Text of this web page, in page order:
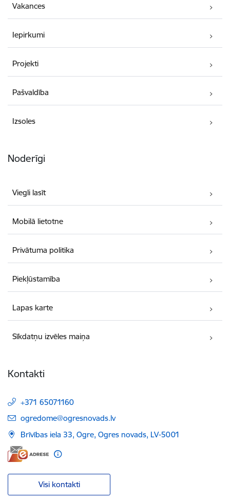
Vakances
Iepirkumi
Projekti
Pašvaldība
Izsoles
Noderīgi
Viegli lasīt
Mobilā lietotne
Privātuma politika
Piekļūstamība
Lapas karte
Sīkdatņu izvēles maiņa
Kontakti
+371 65071160
E-pasts:
ogredome@ogresnovads.lv
Brīvības iela 33, Ogre, Ogres novads, LV-5001
Visi kontakti